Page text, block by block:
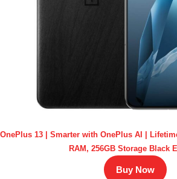
OnePlus 13 | Smarter with OnePlus AI |
RAM, 256GB Storage Black
Buy Now